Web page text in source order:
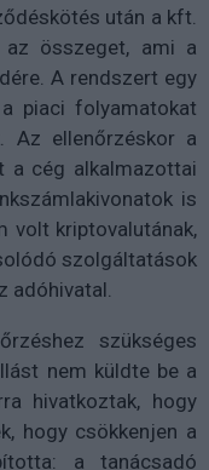
után a kft.
az összeget, ami a
A rendszert egy
piaci folyamatokat
Az ellenőrzéskor a
a cég alkalmazottai
is
volt kriptovalutának,
szolgáltatások
adóhivatal.
szükséges
nem küldte be a
hivatkoztak, hogy
hogy csökkenjen a
a tanácsadó